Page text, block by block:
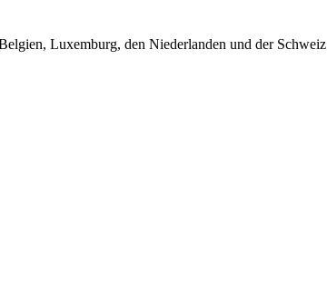
Luxemburg, den Niederlanden und der Schweiz